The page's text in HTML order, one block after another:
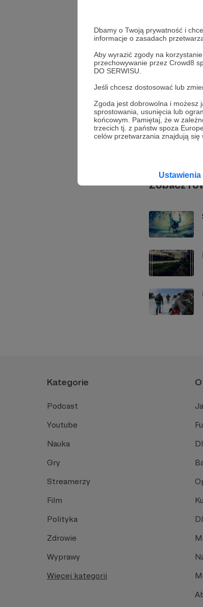
Dbamy o Twoją prywatność i
informacje o zasadach
Aby wyrazić zgody na
przechowywanie przez Crowd8
DO SERWISU.
Jeśli chcesz dostosować lub
Zgoda jest dobrowolna i możesz
sprostowania, usunięcia lub
końcowym. Pamiętaj, że w
trzecich tj. z państw spoza
celów przetwarzania znajdują się
entuzjastki
Zobacz
Kategorie
Podcast
Youtube
Nauka
Gry
Streamerzy
Film
Polityka
Zdrowie
Wyprawy
Więcej kategorii